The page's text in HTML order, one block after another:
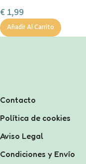
€ 1,99
Añadir Al Carrito
Contacto
Política de cookies
Aviso Legal
Condiciones y Envío